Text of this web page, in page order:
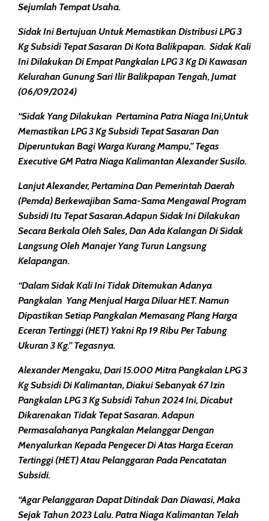
Sejumlah Tempat Usaha.
Sidak Ini Bertujuan Untuk Memastikan Distribusi LPG 3
Kg Subsidi Tepat Sasaran Di Kota Balikpapan. Sidak Kali
Ini Dilakukan Di Empat Pangkalan LPG 3 Kg Di Kawasan
Kelurahan Gunung Sari Ilir Balikpapan Tengah, Jumat
(06/09/2024)
“Sidak Yang Dilakukan Pertamina Patra Niaga Ini,untuk
Memastikan LPG 3 Kg Subsidi Tepat Sasaran Dan
Diperuntukan Bagi Warga Kurang Mampu,” Tegas
Executive GM Patra Niaga Kalimantan Alexander Susilo.
Lanjut Alexander, Pertamina Dan Pemerintah Daerah
(Pemda) Berkewajiban Sama-Sama Mengawal Program
Subsidi Itu Tepat Sasaran.Adapun Sidak Ini Dilakukan
Secara Berkala Oleh Sales, Dan Ada Kalangan Di Sidak
Langsung Oleh Manajer Yang Turun Langsung
Kelapangan.
“Dalam Sidak Kali Ini Tidak Ditemukan Adanya
Pangkalan Yang Menjual Harga Diluar HET. Namun
Dipastikan Setiap Pangkalan Memasang Plang Harga
Eceran Tertinggi (HET) Yakni Rp 19 Ribu Per Tabung
Ukuran 3 Kg.” Tegasnya.
Alexander Mengaku, Dari 15.000 Mitra Pangkalan LPG 3
Kg Subsidi Di Kalimantan, Diakui Sebanyak 67 Izin
Pangkalan LPG 3 Kg Subsidi Tahun 2024 Ini, Dicabut
Dikarenakan Tidak Tepat Sasaran. Adapun
Permasalahanya Pangkalan Melanggar Dengan
Menyalurkan Kepada Pengecer Di Atas Harga Eceran
Tertinggi (HET) Atau Pelanggaran Pada Pencatatan
Subsidi.
“Agar Pelanggaran Dapat Ditindak Dan Diawasi, Maka
Sejak Tahun 2023 Lalu. Patra Niaga Kalimantan Telah